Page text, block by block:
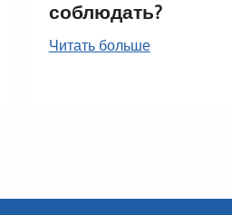
соблюдать?
Читать больше